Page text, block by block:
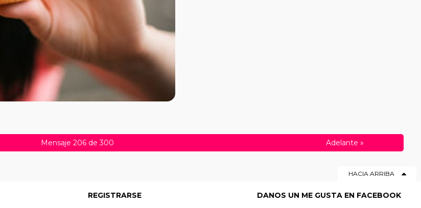
Mensaje 206 de 300 Adelante »
HACIA ARRIBA
REGISTRARSE DANOS UN ME GUSTA EN FACEBOOK